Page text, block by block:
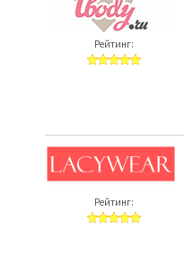
Рейтинг:
Рейтинг: